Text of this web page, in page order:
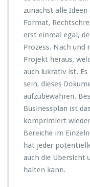
zunächst alle
Format,
erst einmal egal,
Prozess. Nach und
Projekt heraus,
auch lukrativ ist.
sein, dieses
aufzubewahren.
Businessplan ist
komprimiert
Bereiche im
hat jeder
auch die Übersicht
halten kann.